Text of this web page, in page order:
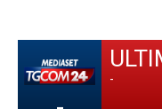
-